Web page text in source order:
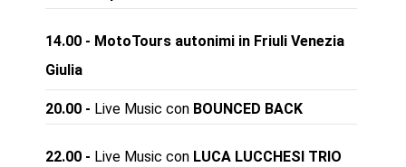
14.00 - MotoTours autonimi in Friuli Venezia
Giulia
20.00 - Live Music con BOUNCED BACK
22.00 - Live Music con LUCA LUCCHESI TRIO